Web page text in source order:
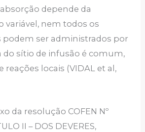
depende da
variável, nem todos os
ser administrados por
do sítio de infusão é comum,
reações locais (VIDAL et al,
da resolução COFEN Nº
II – DOS DEVERES,